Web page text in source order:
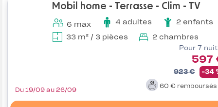
Mobil home - Terrasse - Clim - TV
6 max 4 adultes
2 enfants
33 m² / 3 pièces
2 chambres
Pour 7
597
923 € -34
60 € remboursés
Du 19/09 au 26/09